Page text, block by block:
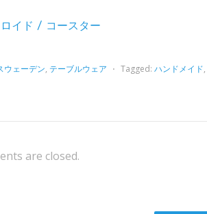
イド / コースター
ウェーデン, テーブルウェア ⋅ Tagged: ハンドメイド,
are closed.